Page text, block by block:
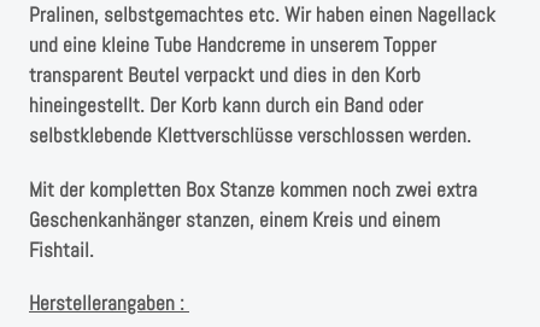
Pralinen, selbstgemachtes etc. Wir haben einen Nagellack
und eine kleine Tube Handcreme in unserem Topper
transparent Beutel verpackt und dies in den Korb
hineingestellt. Der Korb kann durch ein Band oder
selbstklebende Klettverschlüsse verschlossen werden.
Mit der kompletten Box Stanze kommen noch zwei extra
Geschenkanhänger stanzen, einem Kreis und einem
Fishtail.
Herstellerangaben :